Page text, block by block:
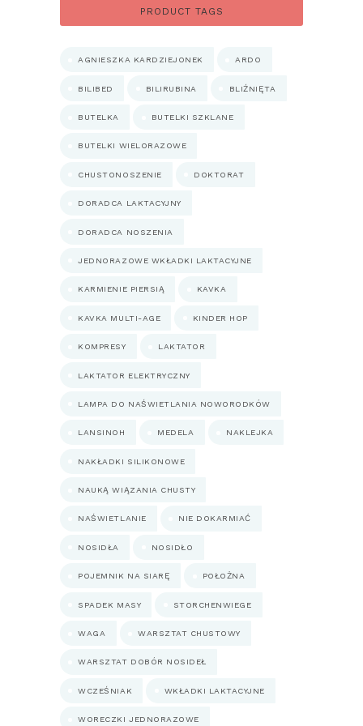
PRODUCT TAGS
AGNIESZKA KARDZIEJONEK ARDO
BILIBED BILIRUBINA BLIŹNIĘTA
BUTELKA BUTELKI SZKLANE
BUTELKI WIELORAZOWE
CHUSTONOSZENIE DOKTORAT
DORADCA LAKTACYJNY
DORADCA NOSZENIA
JEDNORAZOWE WKŁADKI LAKTACYJNE
KARMIENIE PIERSIĄ KAVKA
KAVKA MULTI-AGE KINDER HOP
KOMPRESY LAKTATOR
LAKTATOR ELEKTRYCZNY
LAMPA DO NAŚWIETLANIA NOWORODKÓW
LANSINOH MEDELA NAKLEJKA
NAKŁADKI SILIKONOWE
NAUKĄ WIĄZANIA CHUSTY
NAŚWIETLANIE NIE DOKARMIAĆ
NOSIDŁA NOSIDŁO
POJEMNIK NA SIARĘ POŁOŻNA
SPADEK MASY STORCHENWIEGE
WAGA WARSZTAT CHUSTOWY
WARSZTAT DOBÓR NOSIDEŁ
WCZEŚNIAK WKŁADKI LAKTACYJNE
WORECZKI JEDNORAZOWE